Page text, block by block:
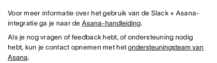
Voor meer informatie over het gebruik van de Slack + Asana-
integratie ga je naar de Asana-handleiding.
Als je nog vragen of feedback hebt, of ondersteuning nodig
hebt, kun je contact opnemen met hetondersteuningsteam van
Asana.